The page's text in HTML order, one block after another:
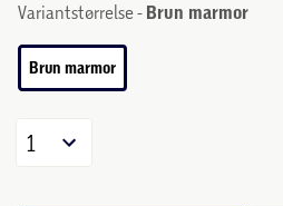
Variantstørrelse - Brun marmor
Brun marmor
1